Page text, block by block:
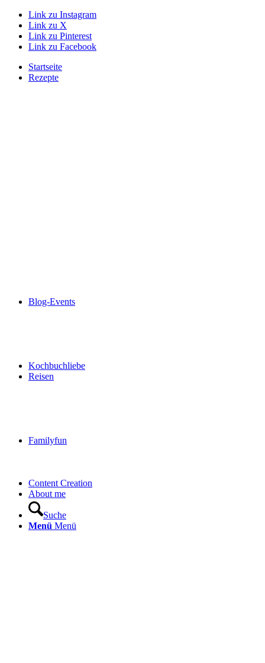
Link zu Instagram
Link zu X
Link zu Pinterest
Link zu Facebook
Startseite
Rezepte
Blog-Events
Kochbuchliebe
Reisen
Familyfun
Content Creation
About me
Suche
Menü Menü